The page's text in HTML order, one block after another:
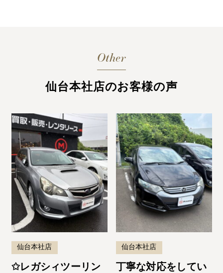
Other
仙台本社店のお客様の声
仙台本社店
✩レガシィツーリン
仙台本社店
丁寧な対応をしてい